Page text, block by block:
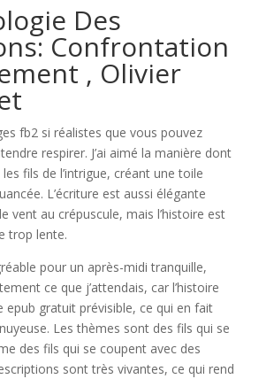
Des
Confrontation
, Olivier
fb2 si réalistes que vous pouvez
respirer. J’ai aimé la manière dont
les fils de l’intrigue, créant une toile
L’écriture est aussi élégante
vent au crépuscule, mais l’histoire est
trop lente.
pour un après-midi tranquille,
ce que j’attendais, car l’histoire
epub gratuit prévisible, ce qui en fait
Les thèmes sont des fils qui se
des fils qui se coupent avec des
sont très vivantes, ce qui rend